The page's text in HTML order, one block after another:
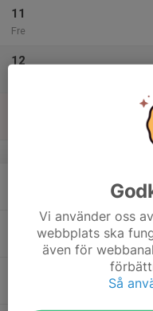
11
Fre
12
Vi använder oss
webbplats ska
även för
Så